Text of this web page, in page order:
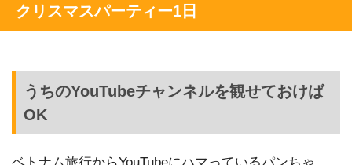
クリスマスパーティー1日
うちのYouTubeチャンネルを観せておけば
OK